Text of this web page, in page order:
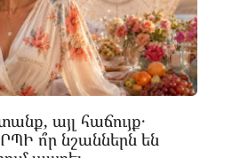
այլ հաճույք․
ո՞ր նշաններն են